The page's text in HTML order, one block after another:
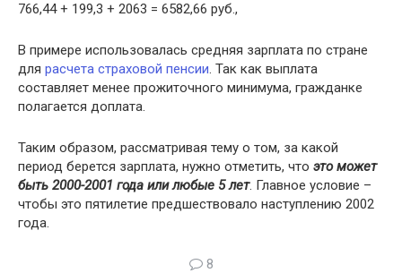
766,44 + 199,3 + 2063 = 6582,66 руб.,
В примере использовалась средняя зарплата по стране
для расчета страховой пенсии. Так как выплата
составляет менее прожиточного минимума, гражданке
полагается доплата.
Таким образом, рассматривая тему о том, за какой
период берется зарплата, нужно отметить, что это может
быть 2000-2001 года или любые 5 лет. Главное условие –
чтобы это пятилетие предшествовало наступлению 2002
года.
8